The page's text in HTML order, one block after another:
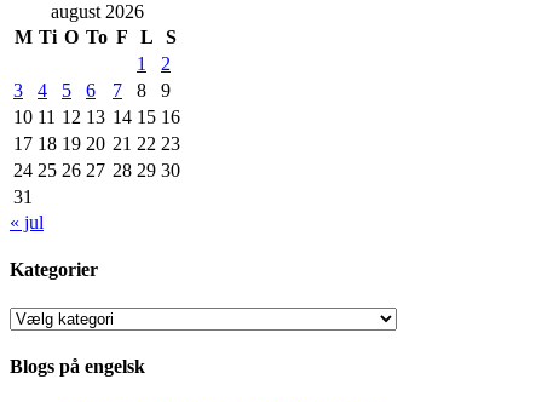
august 2026
M Ti O To F L
S
1
2
3
4 5 6 7 8
9
10 11 12 13 14 15 16
17 18 19 20 21 22 23
24 25 26 27 28 29 30
31
« jul
Kategorier
Kategorier
Blogs på engelsk